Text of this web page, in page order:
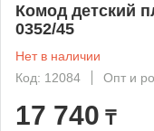
Комод детский
0352/45
Нет в наличии
Код: 12084
Опт и
17 740 ₸